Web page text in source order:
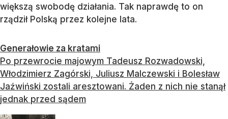
większą swobodę działania. Tak naprawdę to on
rządził Polską przez kolejne lata.
Generałowie za kratami
Po przewrocie majowym Tadeusz Rozwadowski,
Włodzimierz Zagórski, Juliusz Malczewski i Bolesław
Jaźwiński zostali aresztowani. Żaden z nich nie stanął
jednak przed sądem